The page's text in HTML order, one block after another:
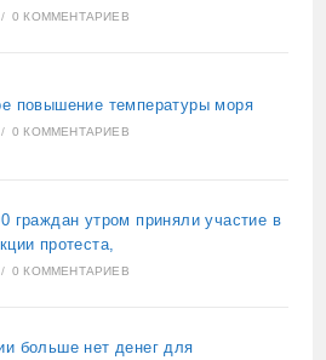
/ 0 КОММЕНТАРИЕВ
повышение температуры моря
/ 0 КОММЕНТАРИЕВ
граждан утром приняли участие в
протеста,
/ 0 КОММЕНТАРИЕВ
больше нет денег для